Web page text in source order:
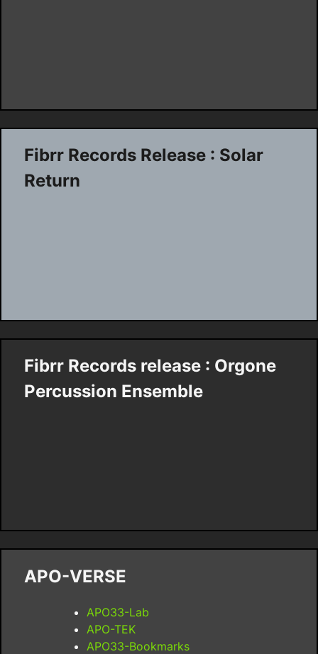
Fibrr Records Release : Solar
Return
Fibrr Records release : Orgone
Percussion Ensemble
APO-VERSE
APO33-Lab
APO-TEK
APO33-Bookmarks